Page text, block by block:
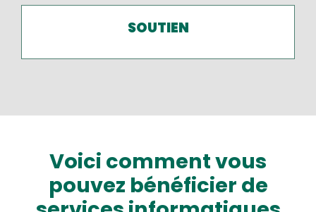
SOUTIEN
Voici comment vous
pouvez bénéficier de